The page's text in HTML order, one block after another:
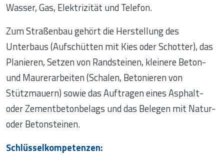
Wasser, Gas, Elektrizität und Telefon.
Zum Straßenbau gehört die Herstellung des
Unterbaus (Aufschütten mit Kies oder Schotter), das
Planieren, Setzen von Randsteinen, kleinere Beton-
und Maurerarbeiten (Schalen, Betonieren von
Stützmauern) sowie das Auftragen eines Asphalt-
oder Zementbetonbelags und das Belegen mit Natur-
oder Betonsteinen.
Schlüsselkompetenzen: